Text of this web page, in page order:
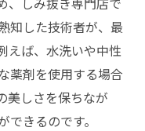
知した技術者が、最
えば、水洗いや中性
薬剤を使用する場合
美しさを保ちなが
きるのです。